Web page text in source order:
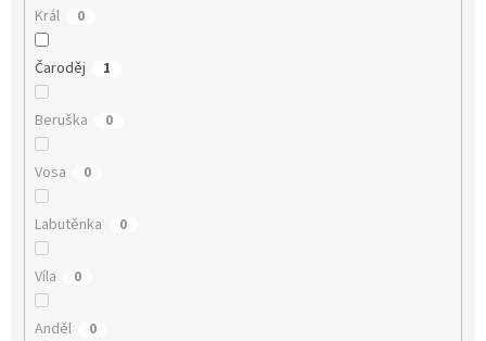
Král 0
Čaroděj 1
Beruška 0
Vosa 0
Labutěnka 0
Víla 0
Anděl 0